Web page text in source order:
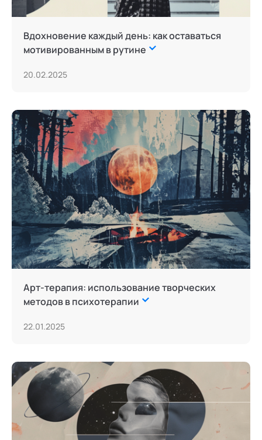
Вдохновение каждый день: как оставаться
мотивированным в рутине
20.02.2025
Арт-терапия: использование творческих
методов в психотерапии
22.01.2025